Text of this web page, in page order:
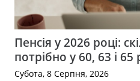
Пенсія у 2026 році:
потрібно у 60, 63 і 65
Субота, 8 Серпня, 2026